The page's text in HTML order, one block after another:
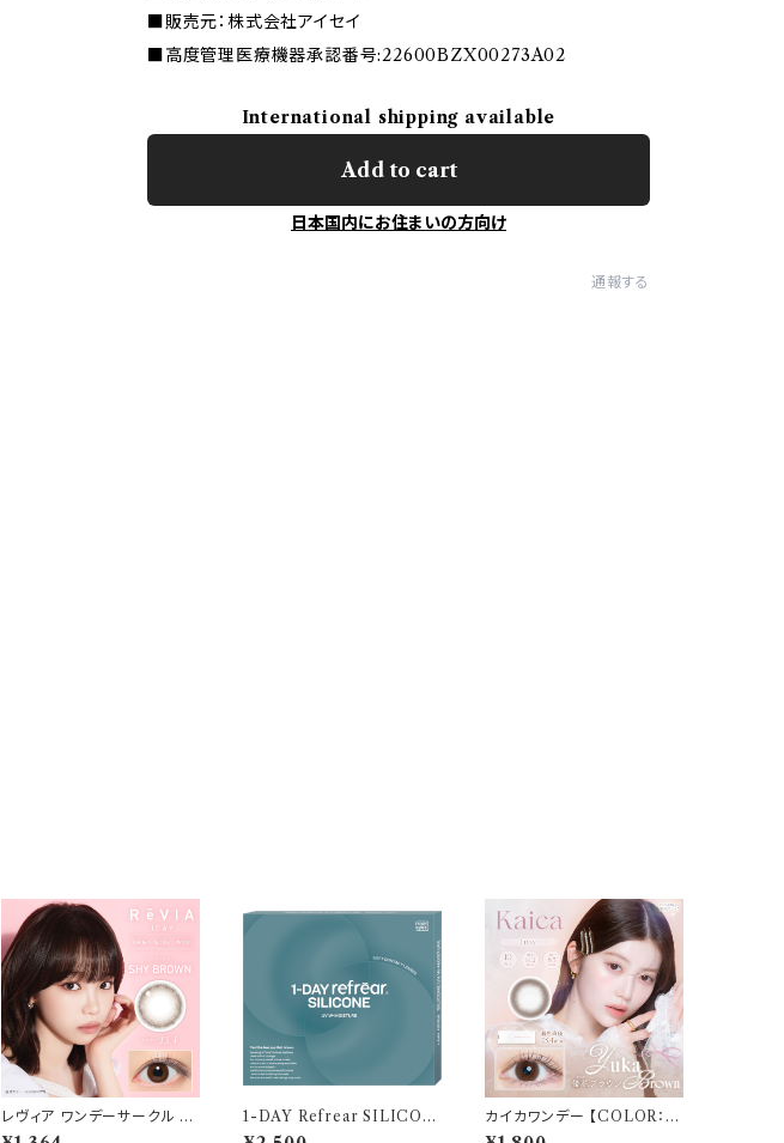
■販売元：株式会社アイセイ
■高度管理医療機器承認番号:22600BZX00273A02
International shipping available
Add to cart
日本国内にお住まいの方向け
通報する
レヴィア ワンデーサークル 1
箱10枚入 【COLOR：シャイ
1-DAY Refrear SILICON
E UV W-Moisture （ワンデ
カイカワンデー 【COLOR：優
花ブラウン】 1箱10枚 14.2m